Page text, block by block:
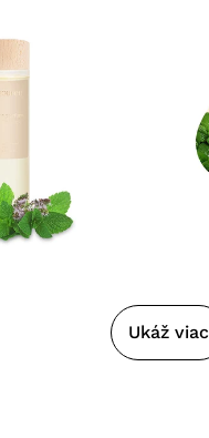
Ukáž viac